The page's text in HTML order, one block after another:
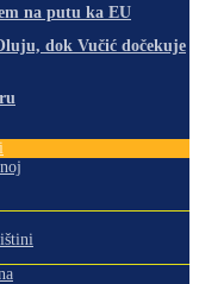
na putu ka EU
dok Vučić dočekuje